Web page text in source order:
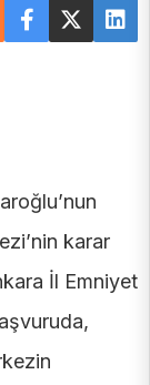
karar
İl Emniyet